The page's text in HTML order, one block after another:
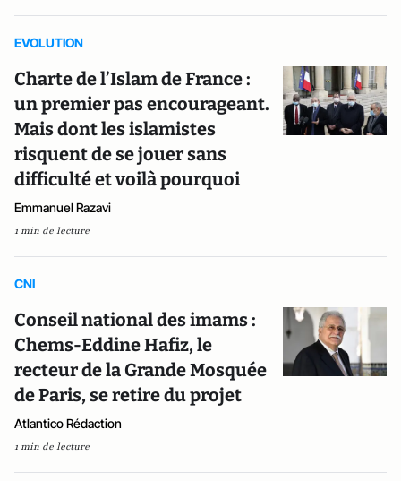
EVOLUTION
Charte de l’Islam de France :
un premier pas encourageant.
Mais dont les islamistes
risquent de se jouer sans
difficulté et voilà pourquoi
Emmanuel Razavi
1 min de lecture
CNI
Conseil national des imams :
Chems-Eddine Hafiz, le
recteur de la Grande Mosquée
de Paris, se retire du projet
Atlantico Rédaction
1 min de lecture